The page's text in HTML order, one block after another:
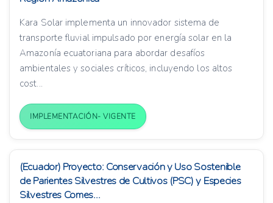
Kara Solar implementa un innovador sistema de
transporte fluvial impulsado por energía solar en la
Amazonía ecuatoriana para abordar desafíos
ambientales y sociales críticos, incluyendo los altos
cost...
IMPLEMENTACIÓN- VIGENTE
(Ecuador) Proyecto: Conservación y Uso Sostenible
de Parientes Silvestres de Cultivos (PSC) y Especies
Silvestres Comes...